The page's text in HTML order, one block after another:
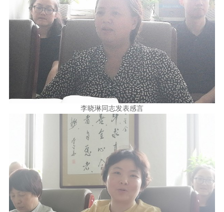
李晓琳同志发表感言